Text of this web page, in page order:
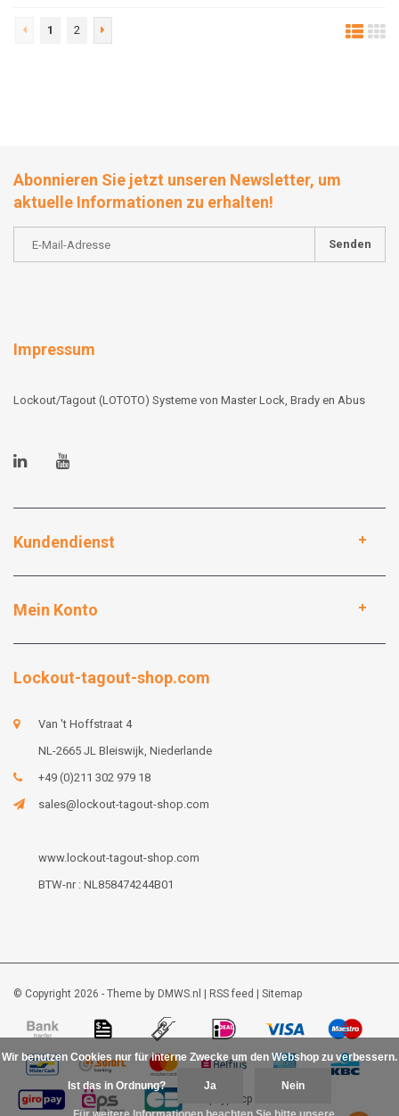
1 2
Abonnieren Sie jetzt unseren Newsletter, um
aktuelle Informationen zu erhalten!
Senden
Impressum
Lockout/Tagout (LOTOTO) Systeme von Master Lock, Brady en Abus
Kundendienst
Mein Konto
Lockout-tagout-shop.com
Van 't Hoffstraat 4
NL-2665 JL Bleiswijk, Niederlande
+49 (0)211 302 979 18
sales@lockout-tagout-shop.com
www.lockout-tagout-shop.com
BTW-nr : NL858474244B01
© Copyright 2026 - Theme by DMWS.nl RSS feed Sitemap
Wir benutzen Cookies nur für interne Zwecke um den Webshop zu verbessern.
Ist das in Ordnung? Ja Nein